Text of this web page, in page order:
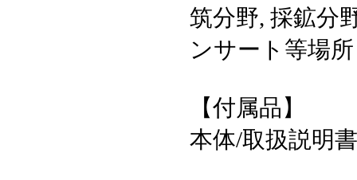
筑分野, 採鉱分
ンサート等場所
【付属品】
本体/取扱説明